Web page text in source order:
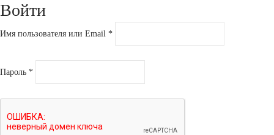
Войти
Имя пользователя или Email *
Пароль *